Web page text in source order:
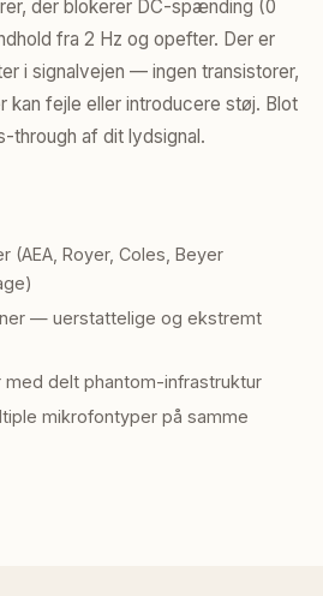
der blokerer DC-spænding (0
fra 2 Hz og opefter. Der er
i signalvejen — ingen transistorer,
kan fejle eller introducere støj. Blot
through af dit lydsignal.
(AEA, Royer, Coles, Beyer
— uerstattelige og ekstremt
med delt phantom-infrastruktur
mikrofontyper på samme